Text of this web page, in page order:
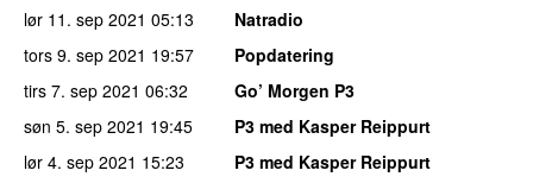
lør 11. sep 2021 05:13
Natradio
tors 9. sep 2021 19:57
Popdatering
tirs 7. sep 2021 06:32
Go’ Morgen P3
søn 5. sep 2021 19:45
P3 med Kasper Reippurt
lør 4. sep 2021 15:23 P3 med Kasper Reippurt